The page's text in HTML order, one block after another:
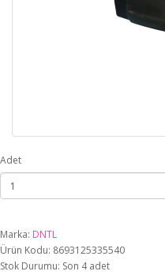
Adet
Marka: DNTL
Ürün Kodu: 8693125335540
Stok Durumu: Son 4 adet